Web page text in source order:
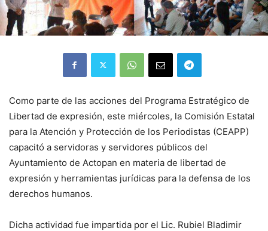
Como parte de las acciones del Programa Estratégico de
Libertad de expresión, este miércoles, la Comisión Estatal
para la Atención y Protección de los Periodistas (CEAPP)
capacitó a servidoras y servidores públicos del
Ayuntamiento de Actopan en materia de libertad de
expresión y herramientas jurídicas para la defensa de los
derechos humanos.
Dicha actividad fue impartida por el Lic. Rubiel Bladimir